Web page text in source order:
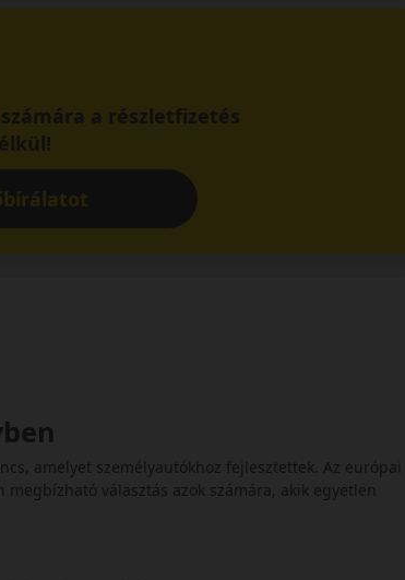
a részletfizetés
amelyet személyautókhoz fejlesztettek. Az európai
választás azok számára, akik egyetlen